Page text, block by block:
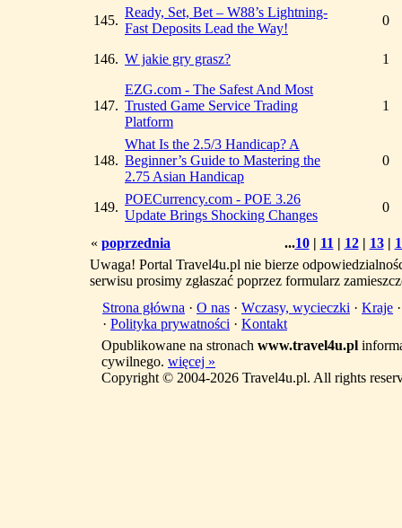
145.
Ready, Set, Bet – W88’s Lightning-
Fast Deposits Lead the Way!
0
146. W jakie gry grasz? 1
147.
EZG.com - The Safest And Most
Trusted Game Service Trading
Platform
1
148.
What Is the 2.5/3 Handicap? A
Beginner’s Guide to Mastering the
2.75 Asian Handicap
0
149.
POECurrency.com - POE 3.26
Update Brings Shocking Changes
0
« poprzednia ...10| 11 | 12| 13|
Uwaga! Portal Travel4u.pl nie bierze
serwisu prosimy zgłaszać poprzez formularz
Strona główna · O nas · Wczasy, wycieczki · Kraje
· Polityka prywatności · Kontakt
Opublikowane na stronach www.travel4u.pl
cywilnego. więcej »
Copyright © 2004-2026 Travel4u.pl. All rights